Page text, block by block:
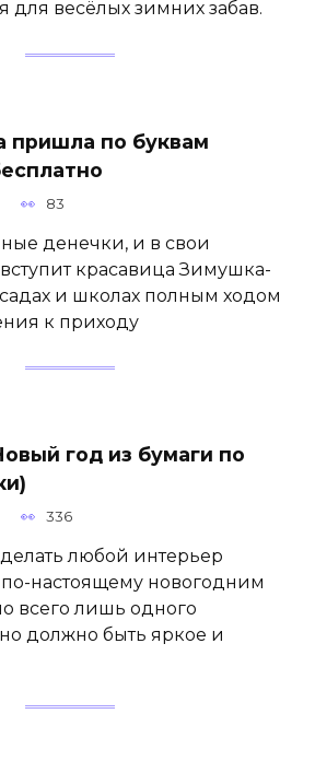
для весёлых зимних забав.
пришла по буквам
83
денечки, и в свои
красавица Зимушка-
и школах полным ходом
к приходу
год из бумаги по
336
любой интерьер
настоящему новогодним
всего лишь одного
должно быть яркое и